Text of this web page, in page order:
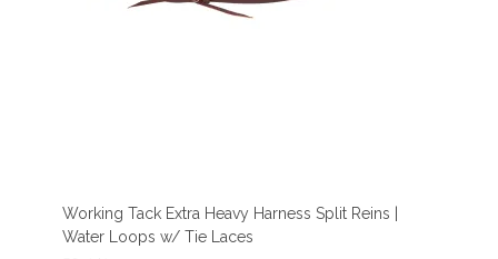
Working Tack Extra Heavy Harness Split Reins |
Water Loops w/ Tie Laces